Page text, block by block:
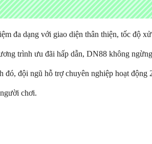
đa dạng với giao diện thân thiện, tốc độ
trình ưu đãi hấp dẫn, DN88 không
đó, đội ngũ hỗ trợ chuyên nghiệp hoạt động
chơi.